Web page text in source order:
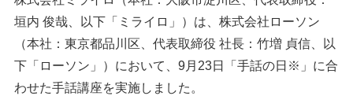
垣内 俊哉、以下「ミライロ」）は、株式会社ローソン
（本社：東京都品川区、代表取締役 社長：竹増 貞信、以
下「ローソン」）において、9月23日「手話の日※」に合
わせた手話講座を実施しました。